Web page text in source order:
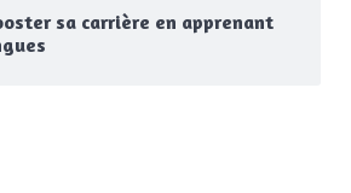
sa carrière en apprenant